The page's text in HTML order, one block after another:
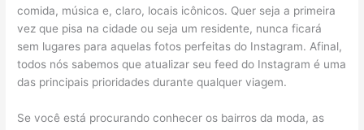
comida, música e, claro, locais icônicos. Quer seja a primeira
vez que pisa na cidade ou seja um residente, nunca ficará
sem lugares para aquelas fotos perfeitas do Instagram. Afinal,
todos nós sabemos que atualizar seu feed do Instagram é uma
das principais prioridades durante qualquer viagem.
Se você está procurando conhecer os bairros da moda, as